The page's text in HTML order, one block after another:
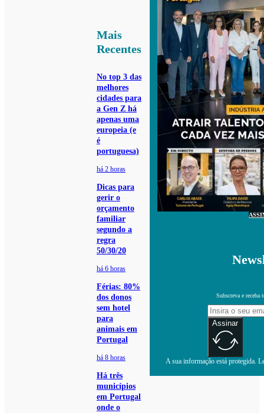
Mais
Recentes
No top 3 das
melhores
cidades para
a Gen Z há
apenas uma
europeia (e
é
portuguesa)
há 2 horas
Dicas para
gerir o
orçamento
familiar
segundo a
regra
50/30/20
há 6 horas
Férias: 80%
dos donos
sem hotel
para
animais em
Portugal
há 8 horas
Há três
municípios
em Portugal
onde o
Subscreva e receba
Assinar
A sua informação está protegida.